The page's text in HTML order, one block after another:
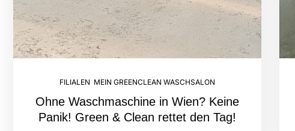
FILIALEN MEIN GREENCLEAN WASCHSALON
Ohne Waschmaschine in Wien? Keine
Panik! Green & Clean rettet den Tag!